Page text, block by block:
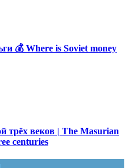
💰 Where is Soviet money
трёх веков | The Masurian
centuries